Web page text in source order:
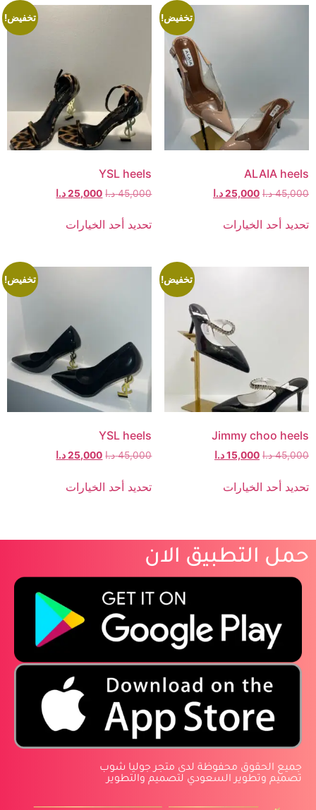
تخفيض!
ALAIA heels
45,000 د.ا 25,000د.ا
تحديد أحد الخيارات
تخفيض!
YSL heels
45,000 د.ا 25,000 د.ا
تحديد أحد الخيارات
تخفيض!
Jimmy choo heels
45,000 د.ا 15,000د.ا
تحديد أحد الخيارات
تخفيض!
YSL heels
45,000 د.ا 25,000 د.ا
تحديد أحد الخيارات
حمل التطبيق الان
‏جميع الحقوق محفوظة لدى متجر جوليا شوب
‏تصميم وتطوير السعودي لتصميم والتطوير